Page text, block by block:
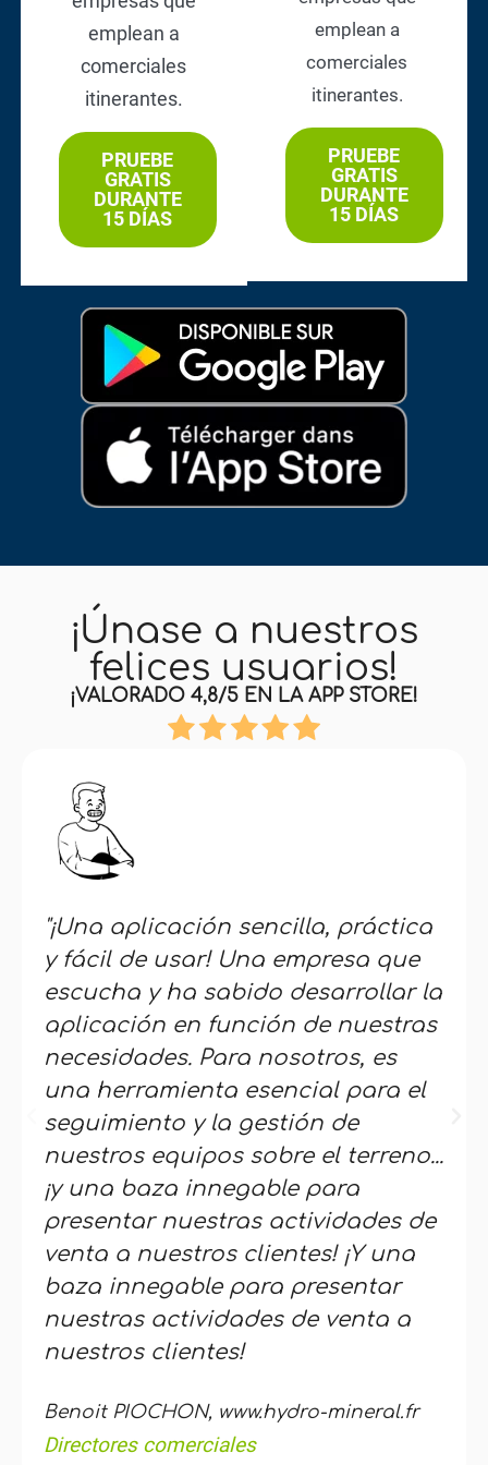
emplean a
comerciales
itinerantes.
PRUEBE
GRATIS
DURANTE
15 DÍAS
emplean a
comerciales
itinerantes.
PRUEBE
GRATIS
DURANTE
15 DÍAS
¡Únase a nuestros
felices usuarios!
¡VALORADO 4,8/5 EN LA APP STORE!
"¡Una aplicación sencilla, práctica
y fácil de usar! Una empresa que
escucha y ha sabido desarrollar la
aplicación en función de nuestras
necesidades. Para nosotros, es
una herramienta esencial para el
seguimiento y la gestión de
nuestros equipos sobre el terreno...
¡y una baza innegable para
presentar nuestras actividades de
venta a nuestros clientes! ¡Y una
baza innegable para presentar
nuestras actividades de venta a
nuestros clientes!
Benoit PIOCHON, www.hydro-mineral.fr
Directores comerciales